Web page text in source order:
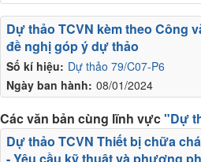
Số kí hiệu: Dự thảo 79/C07-P6
Ngày ban hành: 08/01/2024
Dự thảo TCVN kèm theo Công
đề nghị góp ý dự thảo
Các văn bản cùng lĩnh vực"Dự
Dự thảo TCVN Thiết bị chữa
- Yêu cầu kỹ thuật và phương